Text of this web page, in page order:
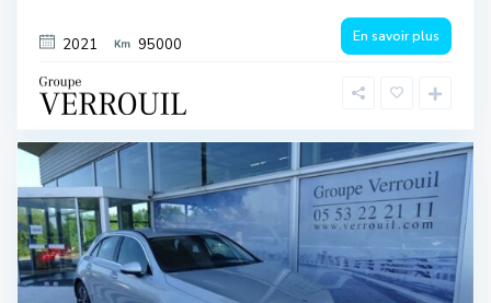
2021 95000 En savoir plus